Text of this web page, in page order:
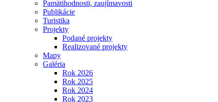
Pamätihodnosti, zaujímavosti
Publikácie
Turistika
Projekty
Podané projekty
Realizované projekty
Mapy
Galéria
Rok 2026
Rok 2025
Rok 2024
Rok 2023